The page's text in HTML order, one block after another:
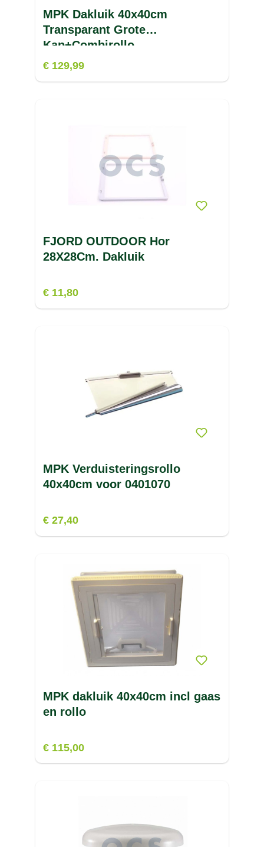
MPK Dakluik 40x40cm
Transparant Grote
Kap+Combirollo
€ 129,99
FJORD OUTDOOR Hor
28X28Cm. Dakluik
€ 11,80
MPK Verduisteringsrollo
40x40cm voor 0401070
€ 27,40
MPK dakluik 40x40cm incl gaas
en rollo
€ 115,00